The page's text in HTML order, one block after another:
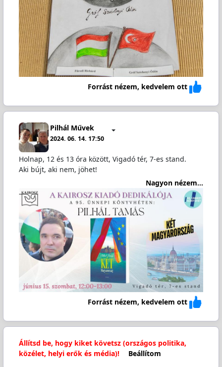
Forrást nézem, kedvelem ott
Pilhál Művek
2024. 06. 14. 17:50
Holnap, 12 és 13 óra között, Vigadó tér, 7-es stand.
Aki bújt, aki nem, jöhet!
Nagyon nézem...
Forrást nézem, kedvelem ott
Állítsd be, hogy kiket követsz (országos politika,
közélet, helyi erők és média)!
Beállítom